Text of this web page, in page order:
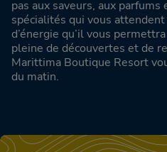
pas aux saveurs, aux parfums
spécialités qui vous
d’énergie qu’il vous
pleine de découvertes et de
Marittima Boutique Resort
du matin.